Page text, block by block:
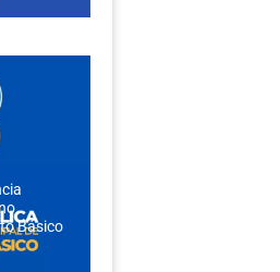
Básico